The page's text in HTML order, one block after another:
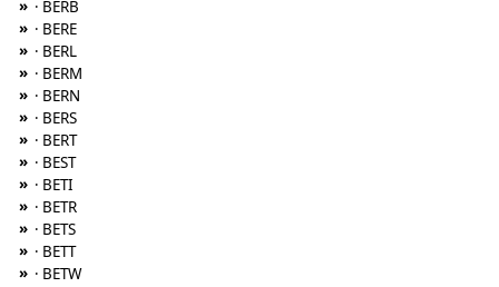
» · BERB
» · BERE
» · BERL
» · BERM
» · BERN
» · BERS
» · BERT
» · BEST
» · BETI
» · BETR
» · BETS
» · BETT
» · BETW